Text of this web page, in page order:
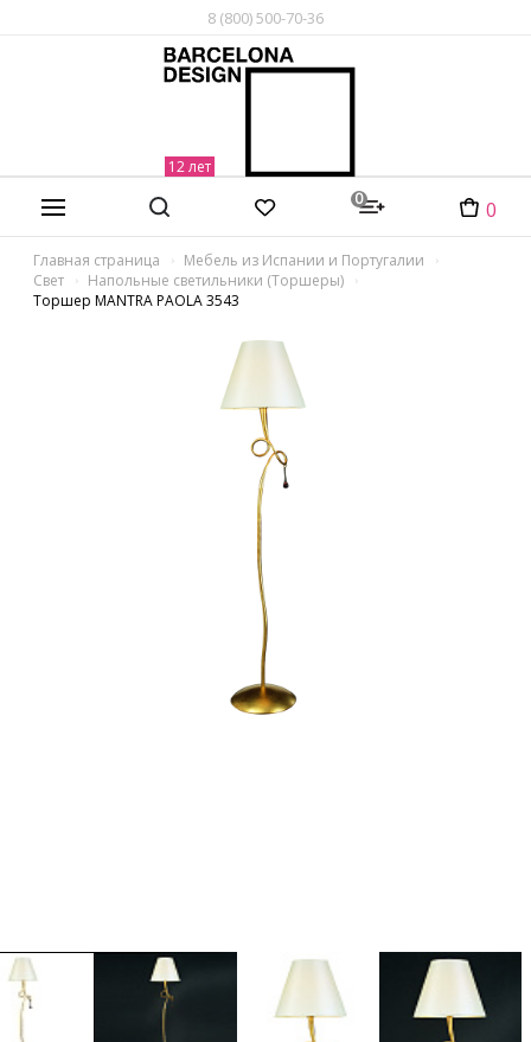
8 (800) 500-70-36
0 0
Главная страница
Мебель из Испании и Португалии
Свет
Напольные светильники (Торшеры)
Торшер MANTRA PAOLA 3543